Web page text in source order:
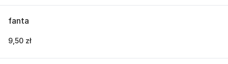
fanta
9,50 zł